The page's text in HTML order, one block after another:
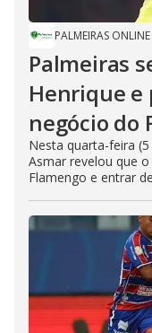
PALMEIRAS ONLINE
Palmeiras
Henrique e
negócio do
Nesta quarta-feira
Asmar revelou que
Flamengo e entrar